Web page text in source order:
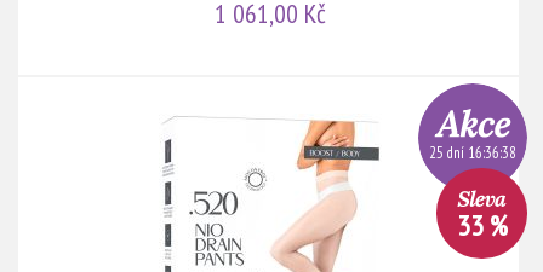
1 061,00 Kč
25 dní 16:36:38
33 %